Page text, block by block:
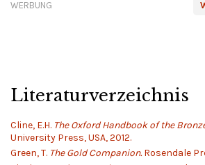
WERBUNG
Literaturverzeichnis
Cline, E.H. The Oxford Handbook of the
University Press, USA, 2012.
Green, T. The Gold Companion.Rosendale